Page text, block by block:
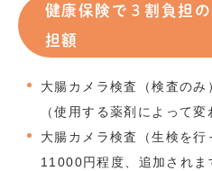
健康保険で３割負担
担額
大腸カメラ検査（検査の
（使用する薬剤によって変
大腸カメラ検査（生検を
11000円程度、追加されま